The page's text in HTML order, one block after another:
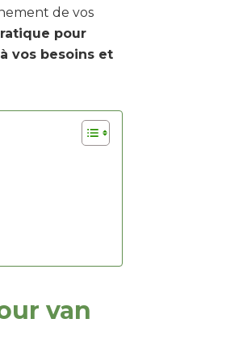
de vos
pour
vos besoins et
van